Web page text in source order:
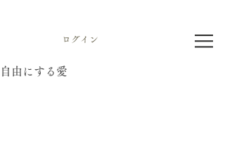
ログイン
自由にする愛